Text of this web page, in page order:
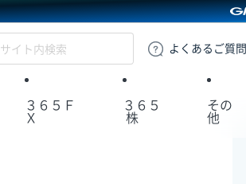
GMOクリック証券
よくある ご質問
３６５Ｆ
Ｘ
３６５
株
その
他